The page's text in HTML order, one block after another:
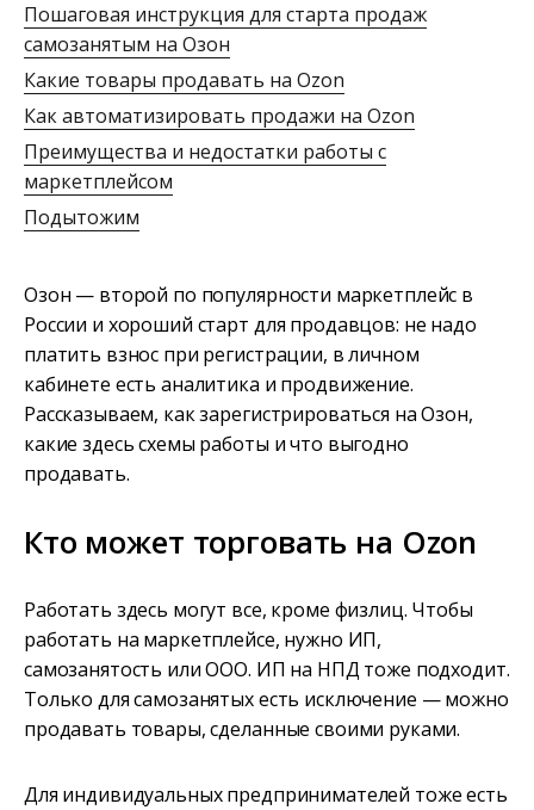
Пошаговая инструкция для старта продаж
самозанятым на Озон
Какие товары продавать на Ozon
Как автоматизировать продажи на Ozon
Преимущества и недостатки работы с
маркетплейсом
Подытожим
Озон — второй по популярности маркетплейс в
России и хороший старт для продавцов: не надо
платить взнос при регистрации, в личном
кабинете есть аналитика и продвижение.
Рассказываем, как зарегистрироваться на Озон,
какие здесь схемы работы и что выгодно
продавать.
Кто может торговать на Ozon
Работать здесь могут все, кроме физлиц. Чтобы
работать на маркетплейсе, нужно ИП,
самозанятость или ООО. ИП на НПД тоже подходит.
Только для самозанятых есть исключение — можно
продавать товары, сделанные своими руками.
Для индивидуальных предпринимателей тоже есть